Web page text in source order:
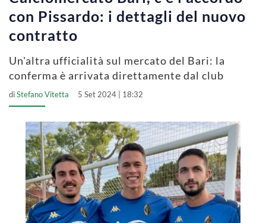
con Pissardo: i dettagli del nuovo
contratto
Un'altra ufficialità sul mercato del Bari: la
conferma è arrivata direttamente dal club
diStefano Vitetta 5 Set 2024 | 18:32